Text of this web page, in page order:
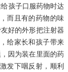
孩子口服药物时达
而且有的药物的味
好的外形把注射器
给家长和孩子带来
因为装在里面的药
发下咽反射，顺利